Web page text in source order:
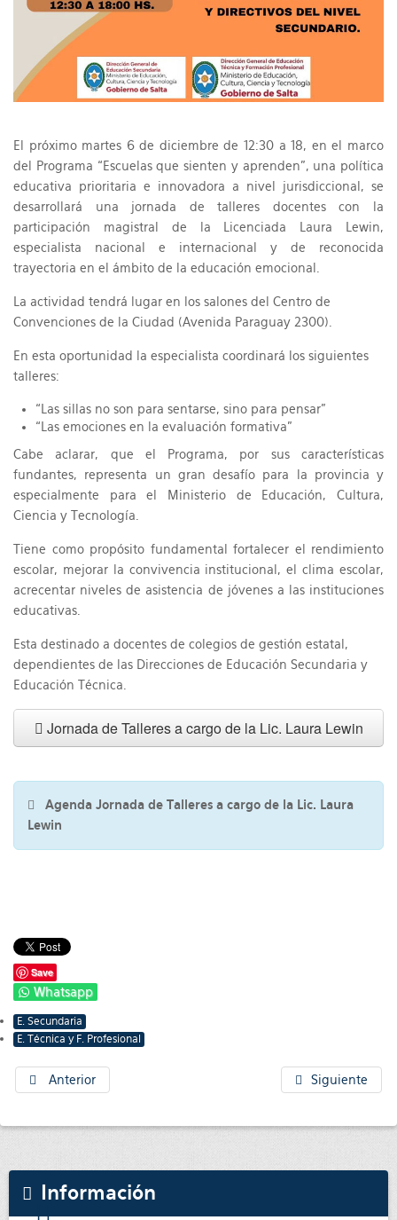
El próximo martes 6 de diciembre de 12:30 a 18, en el marco
del Programa “Escuelas que sienten y aprenden”, una política
educativa prioritaria e innovadora a nivel jurisdiccional, se
desarrollará una jornada de talleres docentes con la
participación magistral de la Licenciada Laura Lewin,
especialista nacional e internacional y de reconocida
trayectoria en el ámbito de la educación emocional.
La actividad tendrá lugar en los salones del Centro de
Convenciones de la Ciudad (Avenida Paraguay 2300).
En esta oportunidad la especialista coordinará los siguientes
talleres:
“Las sillas no son para sentarse, sino para pensar”
“Las emociones en la evaluación formativa”
Cabe aclarar, que el Programa, por sus características
fundantes, representa un gran desafío para la provincia y
especialmente para el Ministerio de Educación, Cultura,
Ciencia y Tecnología.
Tiene como propósito fundamental fortalecer el rendimiento
escolar, mejorar la convivencia institucional, el clima escolar,
acrecentar niveles de asistencia de jóvenes a las instituciones
educativas.
Esta destinado a docentes de colegios de gestión estatal,
dependientes de las Direcciones de Educación Secundaria y
Educación Técnica.
Jornada de Talleres a cargo de la Lic. Laura Lewin
Agenda Jornada de Talleres a cargo de la Lic. Laura
Lewin
Save
Whatsapp
E. Secundaria
E. Técnica y F. Profesional
Anterior Siguiente
Información